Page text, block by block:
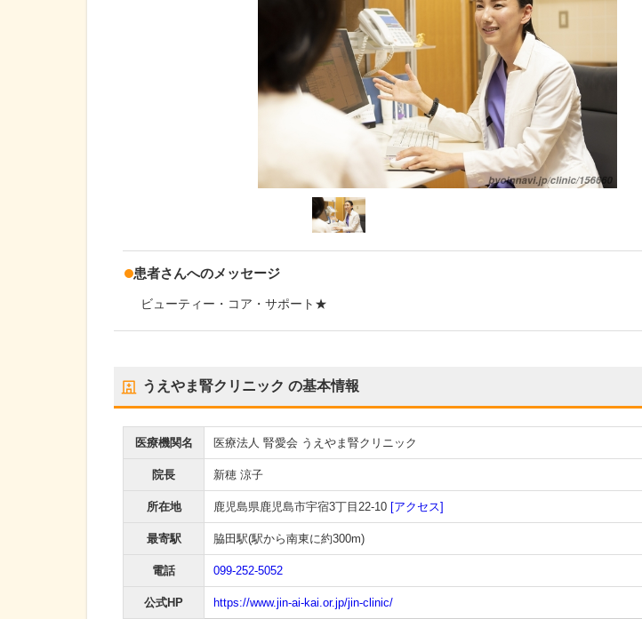
患者さんへのメッセージ
ビューティー・コア・サポート★
うえやま腎クリニック の基本情報
医療機関名 医療法人 腎愛会 うえやま腎クリニック
院長 新穂 涼子
所在地 鹿児島県鹿児島市宇宿3丁目22-10 [アクセス]
最寄駅 脇田駅(駅から南東に約300m)
電話 099-252-5052
公式HP https://www.jin-ai-kai.or.jp/jin-clinic/